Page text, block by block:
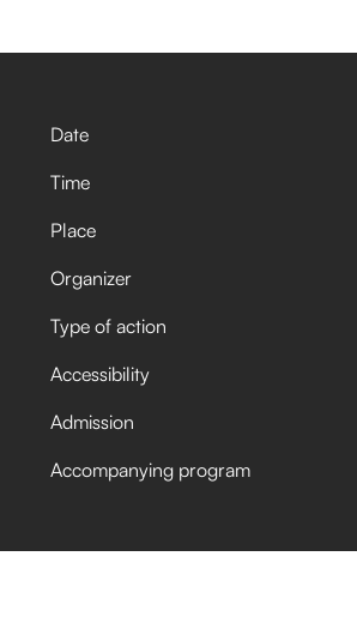
Date
Time
Place
Organizer
Type of action
Accessibility
Admission
Accompanying program